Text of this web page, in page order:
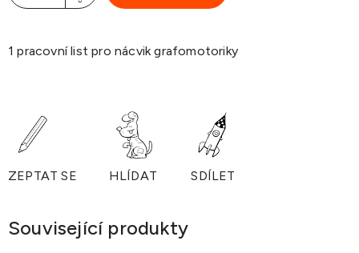
1 pracovní list pro nácvik grafomotoriky
ZEPTAT SE HLÍDAT SDÍLET
Související produkty